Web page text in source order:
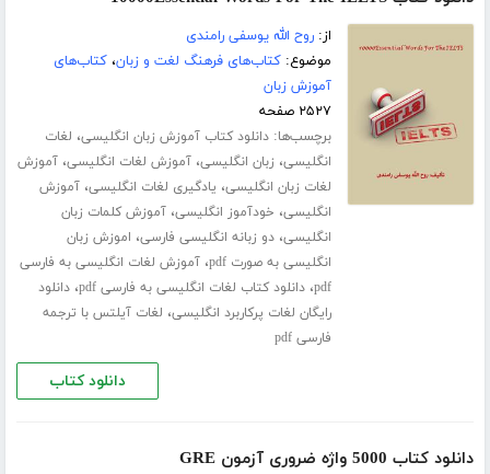
از:روح الله یوسفی رامندی
موضوع:کتاب‌های فرهنگ لغت و زبان،کتاب‌های
آموزش زبان
۲۵۲۷ صفحه
برچسب‌ها:دانلود کتاب آموزش زبان انگلیسی، لغات
انگلیسی، زبان انگلیسی،آموزش لغات انگلیسی،آموزش
لغات زبان انگلیسی، یادگیری لغات انگلیسی،آموزش
انگلیسی، خودآموز انگلیسی،آموزش کلمات زبان
انگلیسی،دو زبانه انگلیسی فارسی، اموزش زبان
انگلیسی به صورت pdf
،آموزش لغات انگلیسی به فارسی
pdf،دانلود کتاب لغات انگلیسی به فارسی pdf ،دانلود
رایگان لغات پرکاربرد انگلیسی، لغات آیلتس با ترجمه
فارسی pdf
دانلود کتاب
دانلود کتاب 5000 واژه ضروری آزمون GRE